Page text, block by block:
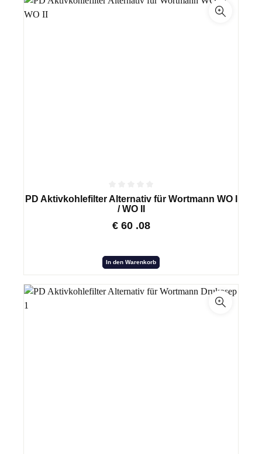
PD Aktivkohlefilter Alternativ für Wortmann WO I
/ WO II
€ 60 .08
In den Warenkorb